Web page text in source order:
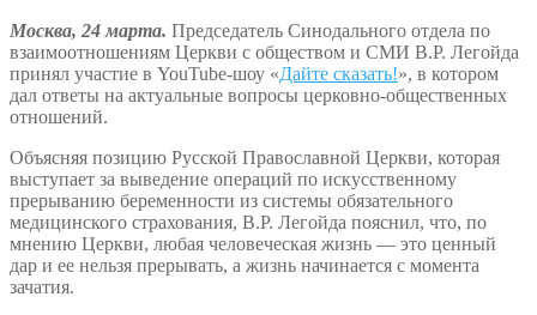
Москва, 24 марта. Председатель Синодального отдела по
взаимоотношениям Церкви с обществом и СМИ В.Р. Легойда
принял участие в YouTube-шоу «Дайте сказать!», в котором
дал ответы на актуальные вопросы церковно-общественных
отношений.
Объясняя позицию Русской Православной Церкви, которая
выступает за выведение операций по искусственному
прерыванию беременности из системы обязательного
медицинского страхования, В.Р. Легойда пояснил, что, по
мнению Церкви, любая человеческая жизнь — это ценный
дар и ее нельзя прерывать, а жизнь начинается с момента
зачатия.